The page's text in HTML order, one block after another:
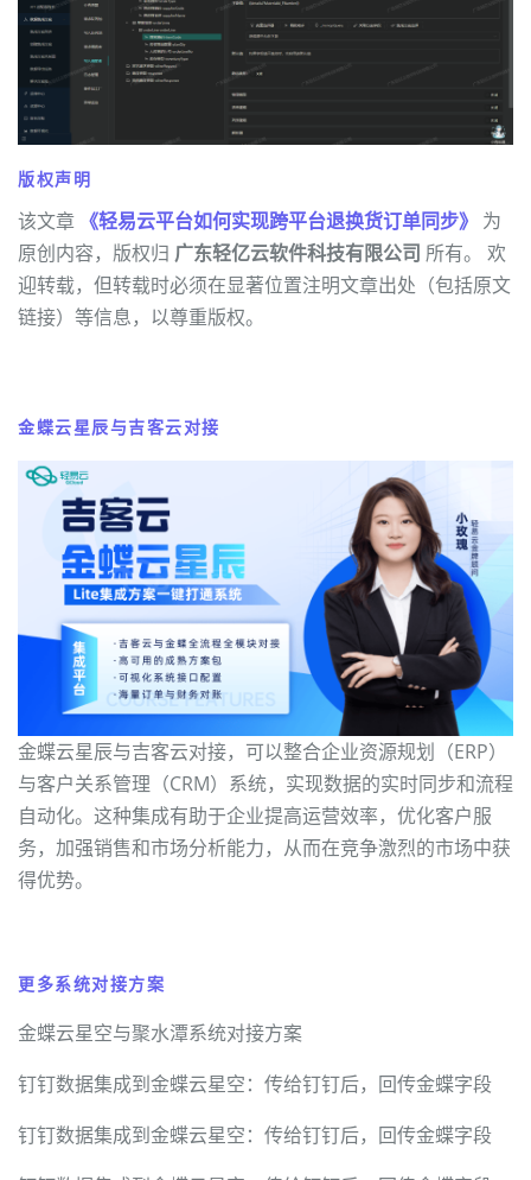
版权声明
该文章 《轻易云平台如何实现跨平台退换货订单同步》 为
原创内容，版权归 广东轻亿云软件科技有限公司 所有。 欢
迎转载，但转载时必须在显著位置注明文章出处（包括原文
链接）等信息，以尊重版权。
金蝶云星辰与吉客云对接
金蝶云星辰与吉客云对接，可以整合企业资源规划（ERP）
与客户关系管理（CRM）系统，实现数据的实时同步和流程
自动化。这种集成有助于企业提高运营效率，优化客户服
务，加强销售和市场分析能力，从而在竞争激烈的市场中获
得优势。
更多系统对接方案
金蝶云星空与聚水潭系统对接方案
钉钉数据集成到金蝶云星空：传给钉钉后，回传金蝶字段
钉钉数据集成到金蝶云星空：传给钉钉后，回传金蝶字段